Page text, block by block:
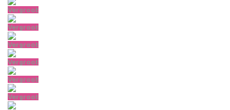
Vergroot
Vergroot
Vergroot
Vergroot
Vergroot
Vergroot